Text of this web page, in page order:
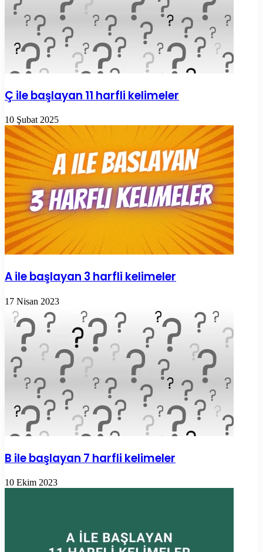
Ç ile başlayan 11 harfli kelimeler
10 Şubat 2025
A ile başlayan 3 harfli kelimeler
17 Nisan 2023
B ile başlayan 7 harfli kelimeler
10 Ekim 2023